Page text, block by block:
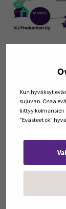
Kun hyväksyt
sujuvan. Osaa
liittyy kolmansien
”Evästeet ok”
omistuksesta
kestävään
kuvaamalla